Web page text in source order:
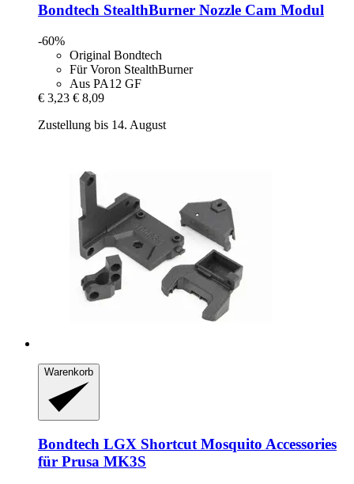
Bondtech StealthBurner Nozzle Cam Modul
-60%
Original Bondtech
Für Voron StealthBurner
Aus PA12 GF
€ 3,23 € 8,09
Zustellung bis 14. August
Warenkorb
Bondtech LGX Shortcut Mosquito Accessories
für Prusa MK3S